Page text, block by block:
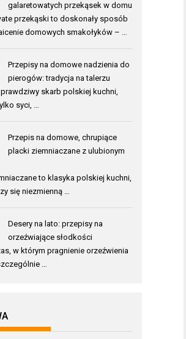
galaretowatych przekąsek w domu
przekąski to doskonały sposób
domowych smakołyków – …
Przepisy na domowe nadzienia do
pierogów: tradycja na talerzu
skarb polskiej kuchni,
syci, …
Przepis na domowe, chrupiące
placki ziemniaczane z ulubionym
to klasyka polskiej kuchni,
się niezmienną …
Desery na lato: przepisy na
orzeźwiające słodkości
w którym pragnienie orzeźwienia
…